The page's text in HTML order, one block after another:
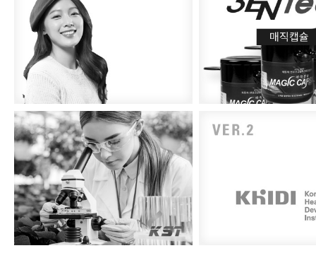
맥스피드PC 쓰리엔텍
케이에스티